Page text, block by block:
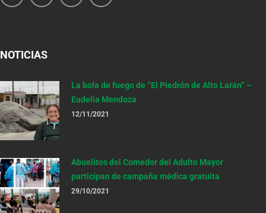
NOTICIAS
La bola de fuego de “El Piedrón de Alto Larán” –
Eudelia Mendoza
12/11/2021
Abuelitos del Comedor del Adulto Mayor
participan de campaña médica gratuita
29/10/2021